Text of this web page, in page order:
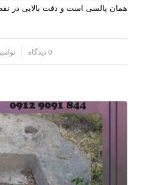
همان پالسی است و دقت بالایی در
0 دیدگاه نوامبر 7, 2024